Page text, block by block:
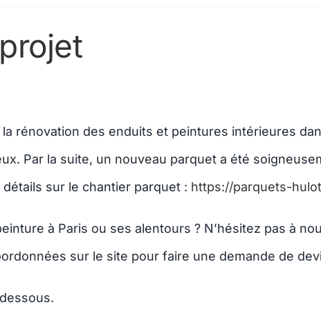
rénovation des enduits et peintures intérieures
Par la suite, un nouveau parquet a été
sur le chantier parquet : https://parquets-
à Paris ou ses alentours ? N’hésitez pas à
sur le site pour faire une demande de